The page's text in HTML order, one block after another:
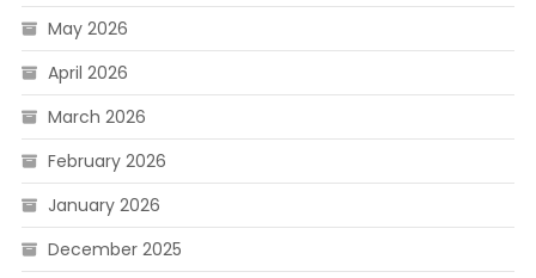
May 2026
April 2026
March 2026
February 2026
January 2026
December 2025